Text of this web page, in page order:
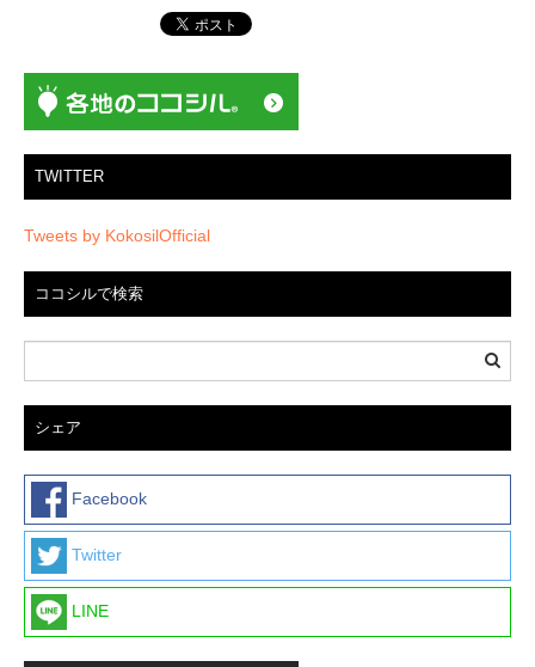
ン
TWITTER
Tweets by KokosilOfficial
ココシルで検索
シェア
Facebook
Twitter
LINE